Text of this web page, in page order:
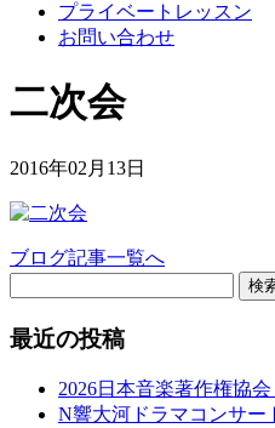
プライベートレッスン
お問い合わせ
二次会
2016年02月13日
ブログ記事一覧へ
検
最近の投稿
2026日本音楽著作権協
N響大河ドラマコンサー